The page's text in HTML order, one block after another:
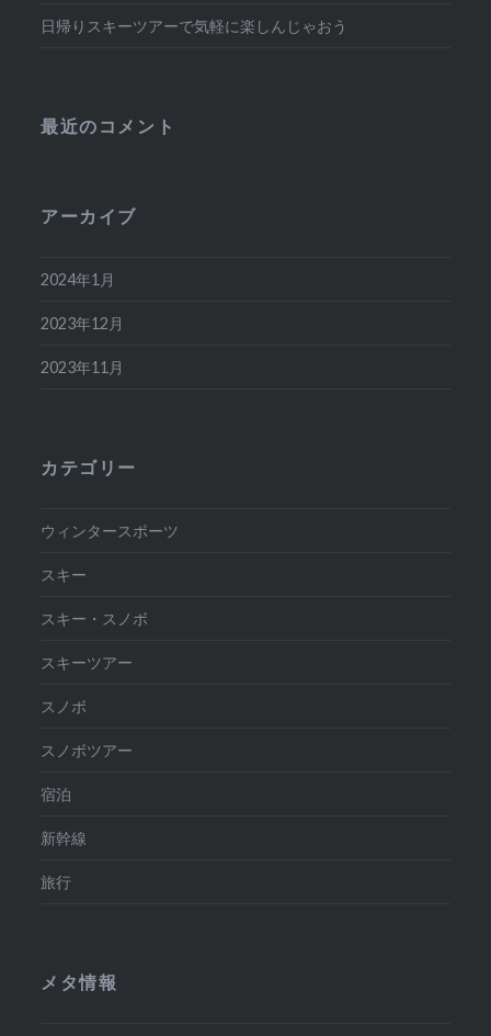
日帰りスキーツアーで気軽に楽しんじゃおう
最近のコメント
アーカイブ
2024年1月
2023年12月
2023年11月
カテゴリー
ウィンタースポーツ
スキー
スキー・スノボ
スキーツアー
スノボ
スノボツアー
宿泊
新幹線
旅行
メタ情報